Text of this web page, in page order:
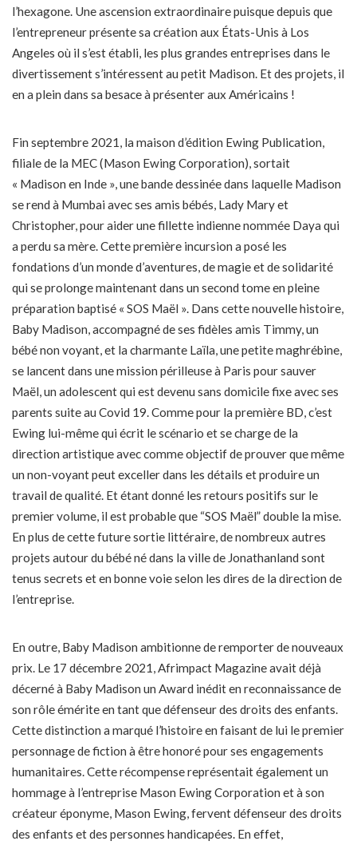
l’hexagone. Une ascension extraordinaire puisque depuis que
l’entrepreneur présente sa création aux États-Unis à Los
Angeles où il s’est établi, les plus grandes entreprises dans le
divertissement s’intéressent au petit Madison. Et des projets, il
en a plein dans sa besace à présenter aux Américains !
Fin septembre 2021, la maison d’édition Ewing Publication,
filiale de la MEC (Mason Ewing Corporation), sortait
« Madison en Inde », une bande dessinée dans laquelle Madison
se rend à Mumbai avec ses amis bébés, Lady Mary et
Christopher, pour aider une fillette indienne nommée Daya qui
a perdu sa mère. Cette première incursion a posé les
fondations d’un monde d’aventures, de magie et de solidarité
qui se prolonge maintenant dans un second tome en pleine
préparation baptisé « SOS Maël ». Dans cette nouvelle histoire,
Baby Madison, accompagné de ses fidèles amis Timmy, un
bébé non voyant, et la charmante Laïla, une petite maghrébine,
se lancent dans une mission périlleuse à Paris pour sauver
Maël, un adolescent qui est devenu sans domicile fixe avec ses
parents suite au Covid 19. Comme pour la première BD, c’est
Ewing lui-même qui écrit le scénario et se charge de la
direction artistique avec comme objectif de prouver que même
un non-voyant peut exceller dans les détails et produire un
travail de qualité. Et étant donné les retours positifs sur le
premier volume, il est probable que “SOS Maël” double la mise.
En plus de cette future sortie littéraire, de nombreux autres
projets autour du bébé né dans la ville de Jonathanland sont
tenus secrets et en bonne voie selon les dires de la direction de
l’entreprise.
En outre, Baby Madison ambitionne de remporter de nouveaux
prix. Le 17 décembre 2021, Afrimpact Magazine avait déjà
décerné à Baby Madison un Award inédit en reconnaissance de
son rôle émérite en tant que défenseur des droits des enfants.
Cette distinction a marqué l’histoire en faisant de lui le premier
personnage de fiction à être honoré pour ses engagements
humanitaires. Cette récompense représentait également un
hommage à l’entreprise Mason Ewing Corporation et à son
créateur éponyme, Mason Ewing, fervent défenseur des droits
des enfants et des personnes handicapées. En effet,